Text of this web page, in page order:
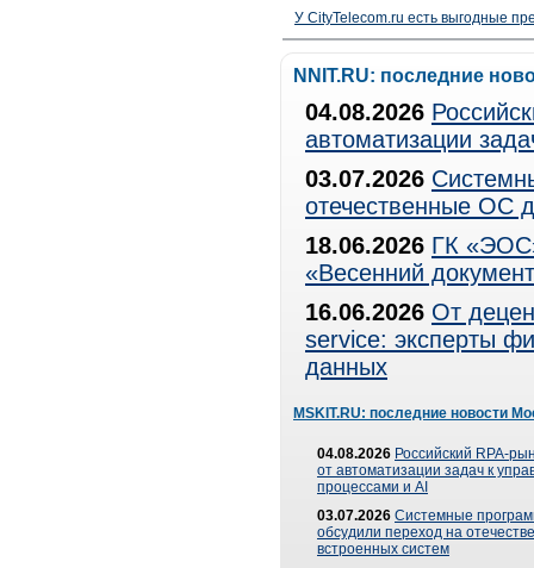
У CityTelecom.ru есть выгодные
NNIT.RU: последние
04.08.2026
автоматизации
03.07.2026
отечественные ОС
18.06.2026 ГК
«Весенний
16.06.2026 От
service: эксперты
данных
MSKIT.RU: последние новости
04.08.2026 Российский RPA-
от автоматизации задач к
процессами и AI
03.07.2026 Системные
обсудили переход на
встроенных систем